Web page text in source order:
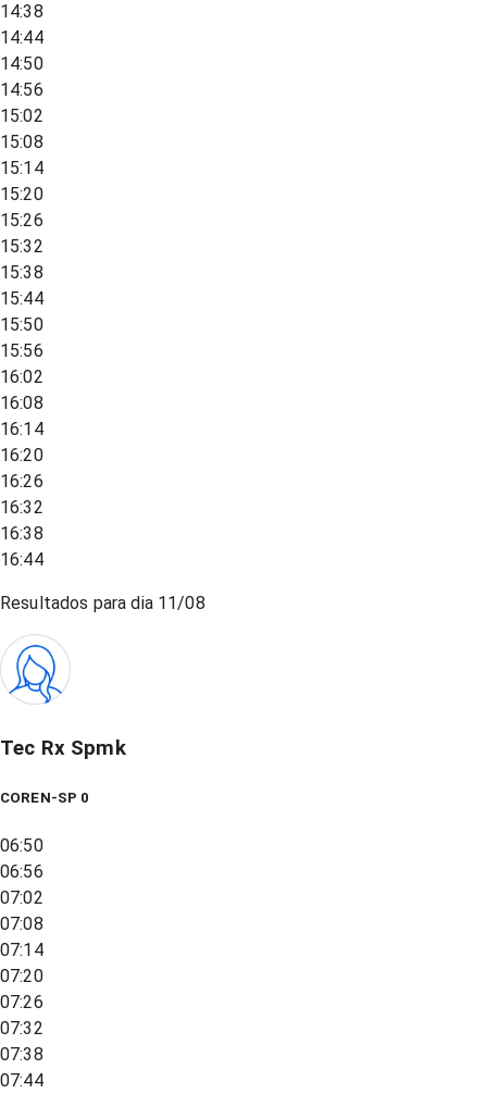
14:38
14:44
14:50
14:56
15:02
15:08
15:14
15:20
15:26
15:32
15:38
15:44
15:50
15:56
16:02
16:08
16:14
16:20
16:26
16:32
16:38
16:44
Resultados para dia 11/08
Tec Rx Spmk
COREN-SP 0
06:50
06:56
07:02
07:08
07:14
07:20
07:26
07:32
07:38
07:44